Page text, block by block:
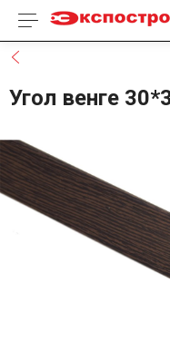
Каталог
Угол венге